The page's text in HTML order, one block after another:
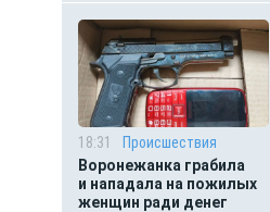
18:31
Происшествия
Воронежанка грабила
и нападала на пожилых
женщин ради денег